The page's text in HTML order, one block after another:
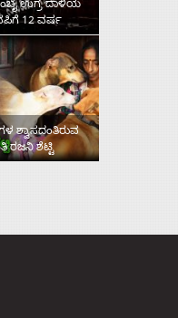
ಉಗ್ರ ದಾಳಿಯ
12 ವರ್ಷ
ಶ್ವಾಸದಂತಿರುವ
ರಜನಿ ಶೆಟ್ಟಿ